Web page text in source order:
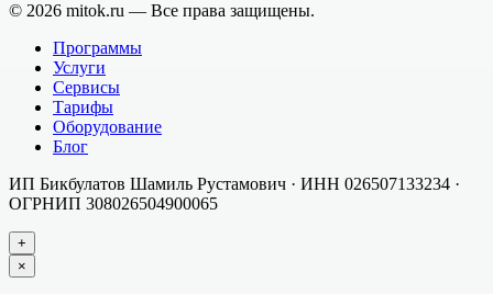
© 2026 mitok.ru — Все права защищены.
Программы
Услуги
Сервисы
Тарифы
Оборудование
Блог
ИП Бикбулатов Шамиль Рустамович · ИНН 026507133234 ·
ОГРНИП 308026504900065
+
×